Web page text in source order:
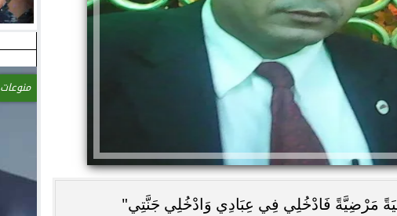
مَرْضِيَّةً فَادْخُلِي فِي عِبَادِي وَادْخُلِي جَنَّتِي"
منوعات